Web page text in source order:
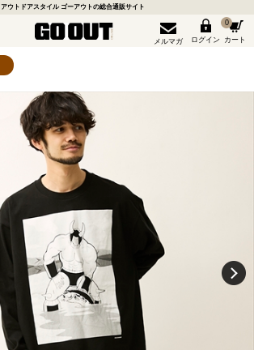
アウトドアスタイル ゴーアウトの総合通販サイト
メルマガ ログイン
0
カート